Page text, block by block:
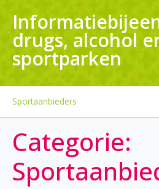
drugs, alcohol
sportparken
Sportaanbieders
Categorie: